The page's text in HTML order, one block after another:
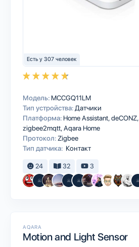
Есть у 307 человек
Модель: MCCGQ11LM
Тип устройства:Датчики
Платформа: Home AssistantdeCONZ
zigbee2mqttAqara Home
Протокол:Zigbee
Тип датчика: Контакт
24 32 3
AQARA
Motion and Light Sensor